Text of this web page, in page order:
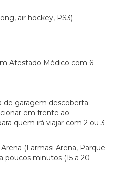
air hockey, PS3)
Atestado Médico com 6
de garagem descoberta.
em frente ao
quem irá viajar com 2 ou 3
(Farmasi Arena, Parque
poucos minutos (15 a 20